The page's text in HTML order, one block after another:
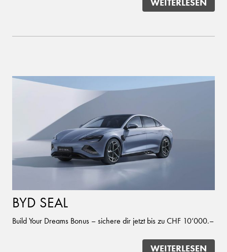
WEITERLESEN
BYD SEAL
Build Your Dreams Bonus – sichere dir jetzt bis zu CHF 10’000.–
WEITERLESEN